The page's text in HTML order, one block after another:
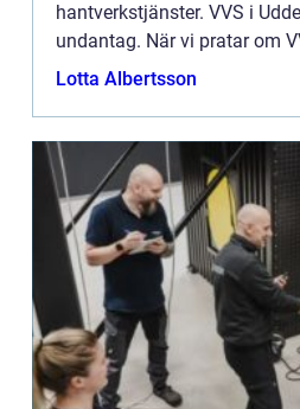
hantverkstjänster. VVS i
undantag. När vi pratar om
ventilation och sanitet) hä...
Lotta Albertsson